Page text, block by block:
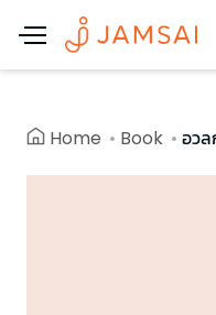
Home Book อว